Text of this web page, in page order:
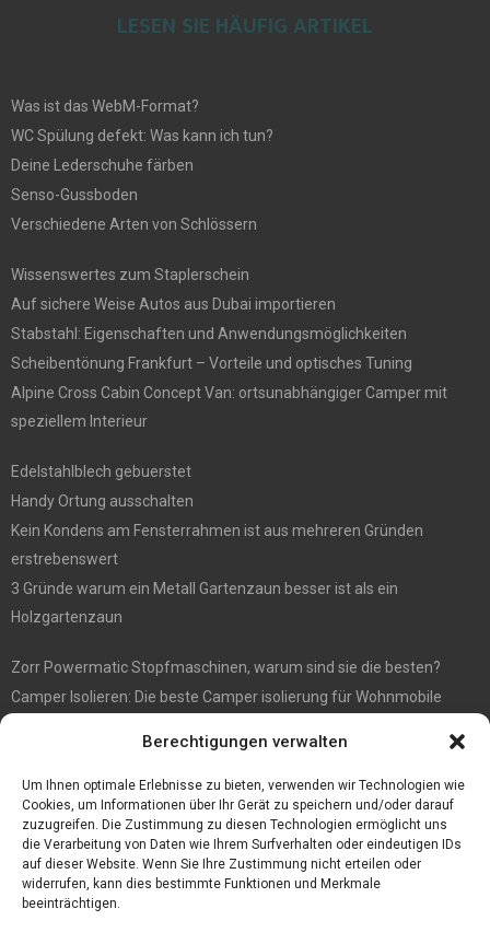
Berechtigungen verwalten
Um Ihnen optimale Erlebnisse zu bieten, verwenden wir Technologien wie
Cookies, um Informationen über Ihr Gerät zu speichern und/oder darauf
zuzugreifen. Die Zustimmung zu diesen Technologien ermöglicht uns
die Verarbeitung von Daten wie Ihrem Surfverhalten oder eindeutigen IDs
auf dieser Website. Wenn Sie Ihre Zustimmung nicht erteilen oder
widerrufen, kann dies bestimmte Funktionen und Merkmale
beeinträchtigen.
LESEN SIE HÄUFIG ARTIKEL
Was ist das WebM-Format?
WC Spülung defekt: Was kann ich tun?
Deine Lederschuhe färben
Senso-Gussboden
Verschiedene Arten von Schlössern
Wissenswertes zum Staplerschein
Auf sichere Weise Autos aus Dubai importieren
Stabstahl: Eigenschaften und Anwendungsmöglichkeiten
Scheibentönung Frankfurt – Vorteile und optisches Tuning
Alpine Cross Cabin Concept Van: ortsunabhängiger Camper mit
speziellem Interieur
Edelstahlblech gebuerstet
Handy Ortung ausschalten
Kein Kondens am Fensterrahmen ist aus mehreren Gründen
erstrebenswert
3 Gründe warum ein Metall Gartenzaun besser ist als ein
Holzgartenzaun
Zorr Powermatic Stopfmaschinen, warum sind sie die besten?
Camper Isolieren: Die beste Camper isolierung für Wohnmobile
Immobilienmakler Gökay Gündüz
Masterarbeit auf Englisch: Anleitung zum Verfassen